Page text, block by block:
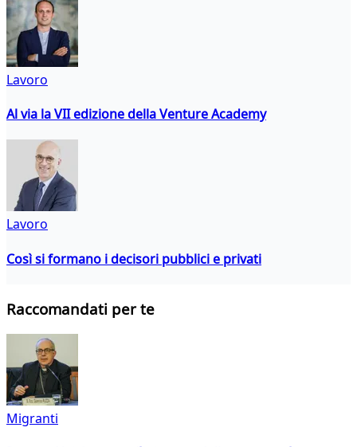
Lavoro
Al via la VII edizione della Venture Academy
Lavoro
Così si formano i decisori pubblici e privati
Raccomandati per te
Migranti